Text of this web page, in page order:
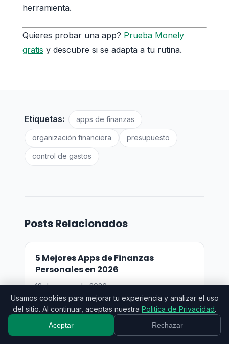
herramienta.
Quieres probar una app? Prueba Monely
gratis y descubre si se adapta a tu rutina.
Etiquetas: apps de finanzas
organización financiera presupuesto
control de gastos
Posts Relacionados
5 Mejores Apps de Finanzas
Personales en 2026
12 de marzo de 2026
5 Formas de Automatizar tu Control
Financiero
Usamos cookies para mejorar tu experiencia y analizar el uso
del sitio. Al continuar, aceptas nuestra Politica de Privacidad.
Aceptar Rechazar